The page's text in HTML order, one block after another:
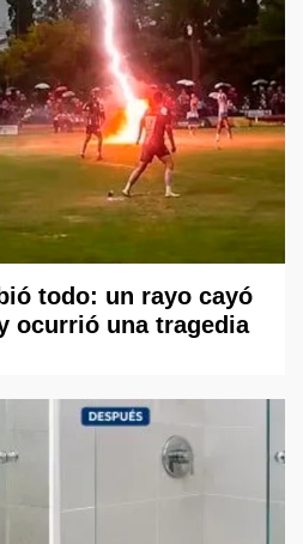
todo: un rayo cayó
ocurrió una tragedia